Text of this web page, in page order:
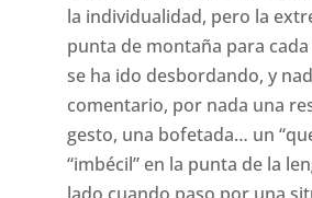
la individualidad, pero la
punta de montaña para
se ha ido desbordando, y
comentario, por nada una
gesto, una bofetada… un
“imbécil” en la punta de la